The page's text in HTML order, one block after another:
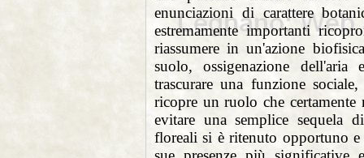
enunciazioni di carattere
estremamente importanti
riassumere in un'azione
suolo, ossigenazione
trascurare una funzione
ricopre un ruolo che certamente
evitare una semplice sequela
floreali si è ritenuto opportuno